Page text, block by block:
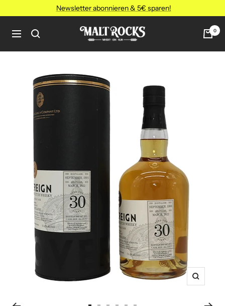
zum
Inhalt
Newsletter abonnieren & 5€ sparen!
Navigation
MALT
ROCKS
0
Zoom